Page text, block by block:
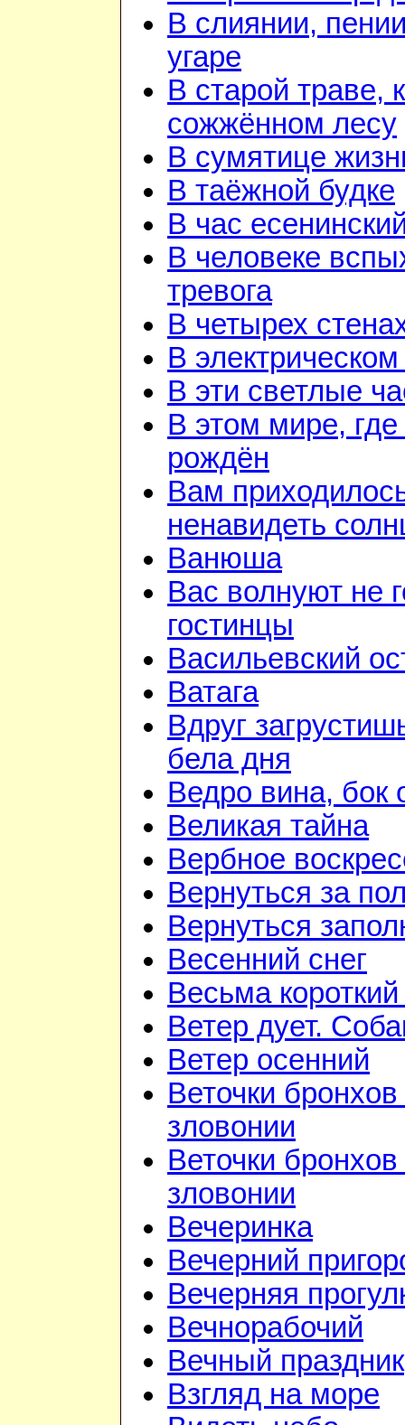
В слиянии,
угаре
В старой траве,
сожжённом лесу
В сумятице
В таёжной будке
В час
В человеке
тревога
В четырех
В
В эти светлые
В этом мире,
рождён
Вам
ненавидеть
Ванюша
Вас волнуют не
гостинцы
Васильевский
Ватага
Вдруг
бела дня
Ведро вина, бок
Великая тайна
Вербное
Вернуться за
Вернуться
Весенний снег
Весьма
Ветер дует.
Ветер осенний
Веточки
зловонии
Веточки
зловонии
Вечеринка
Вечерний
Вечерняя
Вечнорабочий
Вечный праздник
Взгляд на море